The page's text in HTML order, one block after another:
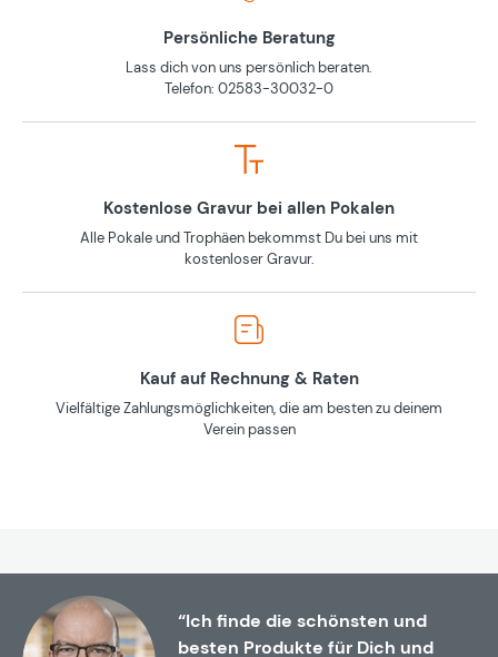
Persönliche Beratung
Lass dich von uns persönlich beraten.
Telefon: 02583-30032-0
Kostenlose Gravur bei allen Pokalen
Alle Pokale und Trophäen bekommst Du bei uns mit
kostenloser Gravur.
Kauf auf Rechnung & Raten
Vielfältige Zahlungsmöglichkeiten, die am besten zu deinem
Verein passen
“Ich finde die schönsten und
besten Produkte für Dich und